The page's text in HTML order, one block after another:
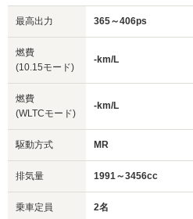
最高出力 365～406ps
燃費
(10.15モード)
-km/L
燃費
(WLTCモード)
-km/L
駆動方式 MR
排気量 1991～3456cc
乗車定員 2名